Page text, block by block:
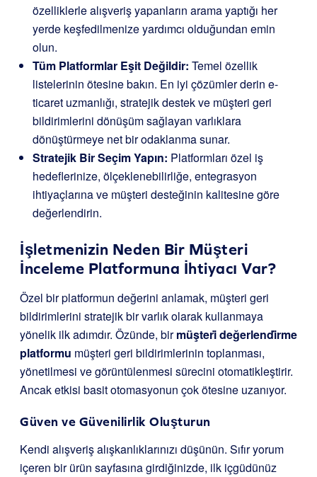
özelliklerle alışveriş yapanların arama yaptığı her
yerde keşfedilmenize yardımcı olduğundan emin
olun.
Tüm Platformlar Eşit Değildir: Temel özellik
listelerinin ötesine bakın. En iyi çözümler derin e-
ticaret uzmanlığı, stratejik destek ve müşteri geri
bildirimlerini dönüşüm sağlayan varlıklara
dönüştürmeye net bir odaklanma sunar.
Stratejik Bir Seçim Yapın: Platformları özel iş
hedeflerinize, ölçeklenebilirliğe, entegrasyon
ihtiyaçlarına ve müşteri desteğinin kalitesine göre
değerlendirin.
İşletmenizin Neden Bir Müşteri
İnceleme Platformuna İhtiyacı Var?
Özel bir platformun değerini anlamak, müşteri geri
bildirimlerini stratejik bir varlık olarak kullanmaya
yönelik ilk adımdır. Özünde, birmüşteri̇ değerlendi̇rme
platformu müşteri geri bildirimlerinin toplanması,
yönetilmesi ve görüntülenmesi sürecini otomatikleştirir.
Ancak etkisi basit otomasyonun çok ötesine uzanıyor.
Güven ve Güvenilirlik Oluşturun
Kendi alışveriş alışkanlıklarınızı düşünün. Sıfır yorum
içeren bir ürün sayfasına girdiğinizde, ilk içgüdünüz